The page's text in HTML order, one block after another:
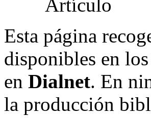
Esta página
disponibles en
en Dialnet. En
la producción